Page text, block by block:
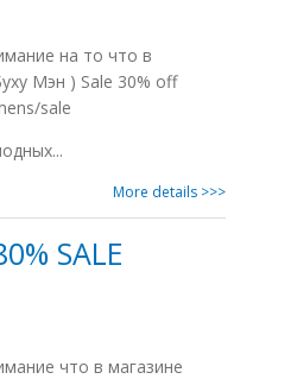
на то что в
Мэн ) Sale 30% off
sale
More details >>>
SALE
что в магазине